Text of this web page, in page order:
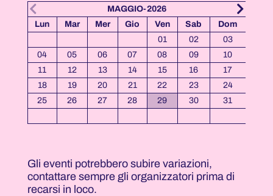
MAGGIO-2026
Lun
Mar Mer Gio Ven Sab
Dom
01
02
03
04
05 06 07 08 09
10
11
12 13 14 15 16
17
18
19 20 21 22 23
24
25
26 27 28 29 30 31
Gli eventi potrebbero subire variazioni,
contattare sempre gli organizzatori prima di
recarsi in loco.